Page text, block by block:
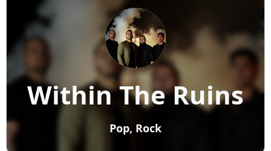
Within The Ruins
Pop, Rock